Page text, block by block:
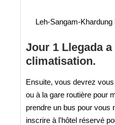
Leh-Sangam-
Jour 1 Llegada a
climatisation.
Ensuite, vous devrez
ou à la gare routière pour
prendre un bus pour vous
inscrire à l'hôtel réservé